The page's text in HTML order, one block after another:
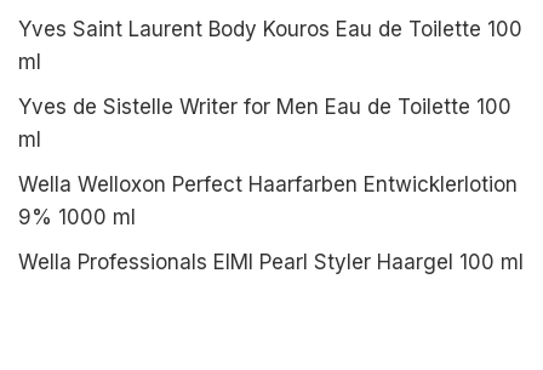
Yves Saint Laurent Body Kouros Eau de Toilette 100
ml
Yves de Sistelle Writer for Men Eau de Toilette 100
ml
Wella Welloxon Perfect Haarfarben Entwicklerlotion
9% 1000 ml
Wella Professionals EIMI Pearl Styler Haargel 100 ml